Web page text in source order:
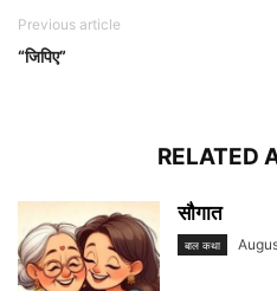
Previous article
“जिपिए”
RELATED
सौगात
बाल कथा